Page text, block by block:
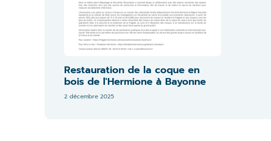
Restauration de la coque en
bois de l'Hermione à Bayonne
2 décembre 2025